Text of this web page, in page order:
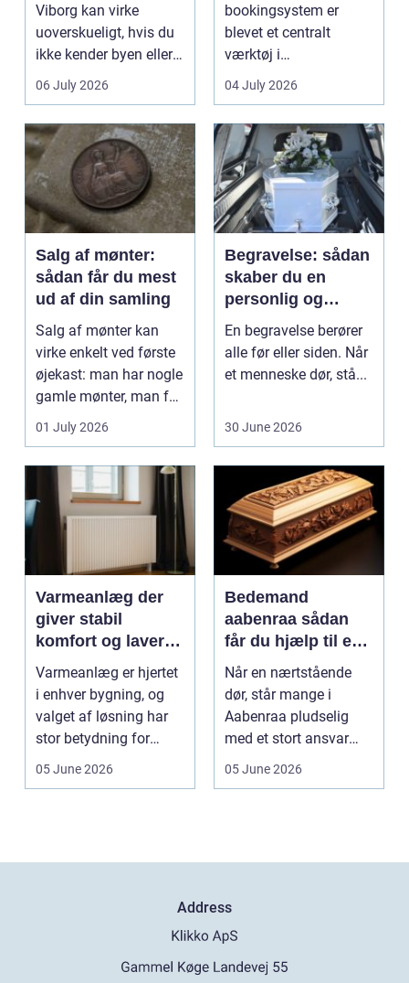
Viborg kan virke
uoverskueligt, hvis du
ikke kender byen eller
det lokale...
06 July 2026
bookingsystem er
blevet et centralt
værktøj i
sundhedssektoren.
Klinikker, praksis og
beh...
04 July 2026
Salg af mønter:
sådan får du mest
ud af din samling
Salg af mønter kan
virke enkelt ved første
øjekast: man har nogle
gamle mønter, man får
dem vurderet...
01 July 2026
Begravelse: sådan
skaber du en
personlig og
respektfuld afsked
En begravelse berører
alle før eller siden. Når
et menneske dør, stå...
30 June 2026
Varmeanlæg der
giver stabil
komfort og lavere
energiregning
Varmeanlæg er hjertet
i enhver bygning, og
valget af løsning har
stor betydning for
05 June 2026
Bedemand
aabenraa sådan
får du hjælp til en
værdig afsked
Når en nærtstående
dør, står mange i
Aabenraa pludselig
med et stort ansvar
05 June 2026
Address